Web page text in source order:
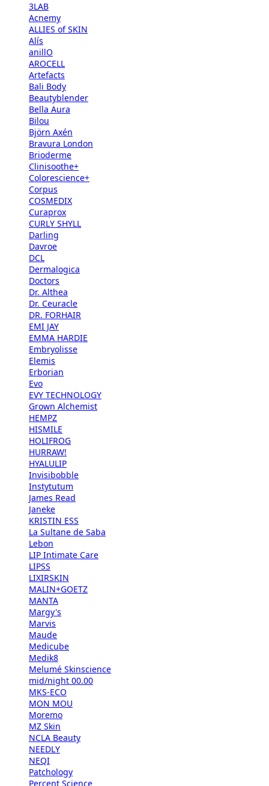
3LAB
Acnemy
ALLIES of SKIN
Alís
anillO
AROCELL
Artefacts
Bali Body
Beautyblender
Bella Aura
Bilou
Björn Axén
Bravura London
Brioderme
Clinisoothe+
Colorescience+
Corpus
COSMEDIX
Curaprox
CURLY SHYLL
Darling
Davroe
DCL
Dermalogica
Doctors
Dr. Althea
Dr. Ceuracle
DR. FORHAIR
EMI JAY
EMMA HARDIE
Embryolisse
Elemis
Erborian
Evo
EVY TECHNOLOGY
Grown Alchemist
HEMPZ
HISMILE
HOLIFROG
HURRAW!
HYALULIP
Invisibobble
Instytutum
James Read
Janeke
KRISTIN ESS
La Sultane de Saba
Lebon
LIP Intimate Care
LIPSS
LIXIRSKIN
MALIN+GOETZ
MANTA
Margy's
Marvis
Maude
Medicube
Medik8
Melumé Skinscience
mid/night 00.00
MKS-ECO
MON MOU
Moremo
MZ Skin
NCLA Beauty
NEEDLY
NEQI
Patchology
Percent Science